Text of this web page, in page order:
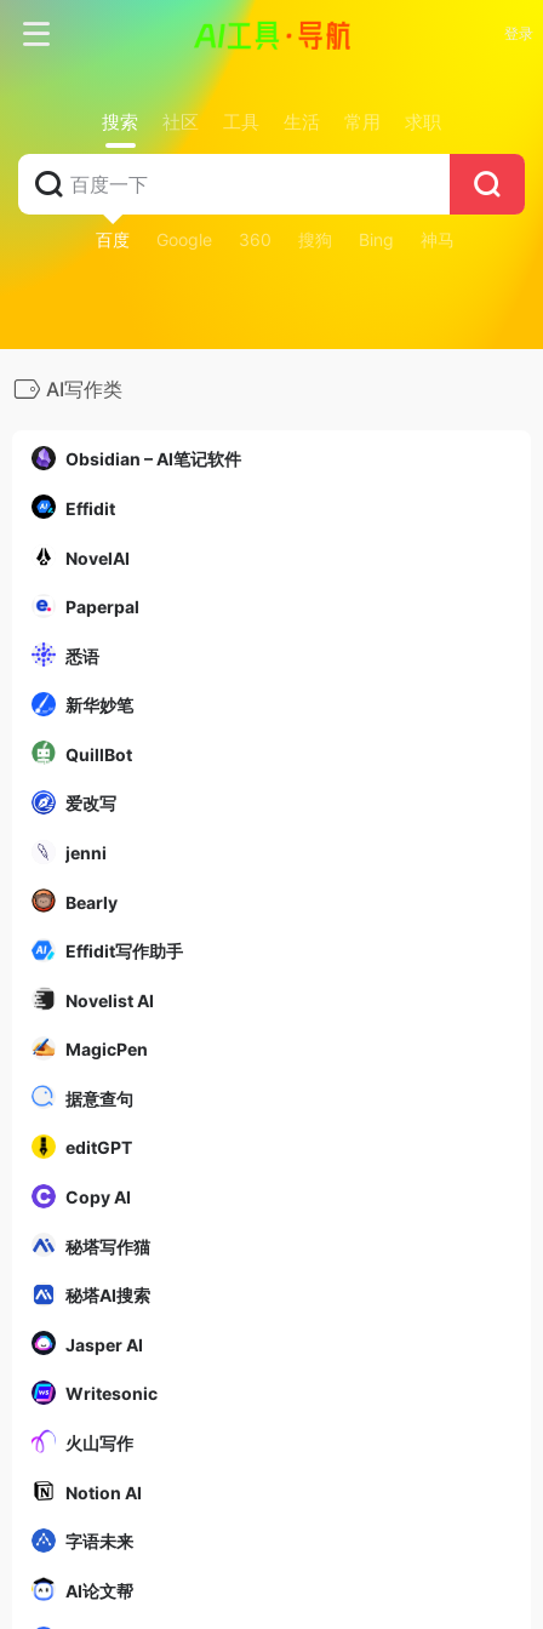
登录
搜索 社区 工具 生活 常用 求职
百度 Google 360 搜狗 Bing 神马
AI写作类
Obsidian – AI笔记软件
Effidit
NovelAI
Paperpal
悉语
新华妙笔
QuillBot
爱改写
jenni
Bearly
Effidit写作助手
Novelist AI
MagicPen
据意查句
editGPT
Copy AI
秘塔写作猫
秘塔AI搜索
Jasper AI
Writesonic
火山写作
Notion AI
字语未来
AI论文帮